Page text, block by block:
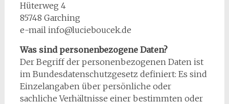
Hüterweg 4
85748 Garching
e-mail info@lucieboucek.de
Was sind personenbezogene Daten?
Der Begriff der personenbezogenen Daten ist
im Bundesdatenschutzgesetz definiert: Es sind
Einzelangaben über persönliche oder
sachliche Verhältnisse einer bestimmten oder